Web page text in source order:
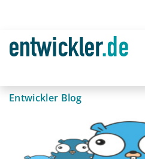
Entwickler Blog